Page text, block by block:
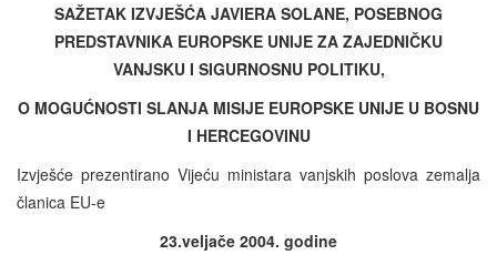
SAŽETAK IZVJEŠĆA JAVIERA SOLANE, POSEBNOG
PREDSTAVNIKA EUROPSKE UNIJE ZA ZAJEDNIČKU
VANJSKU I SIGURNOSNU POLITIKU,
O MOGUĆNOSTI SLANJA MISIJE EUROPSKE UNIJE U BOSNU
I HERCEGOVINU
Izvješće prezentirano Vijeću ministara vanjskih poslova zemalja
članica EU-e
23.veljače 2004. godine